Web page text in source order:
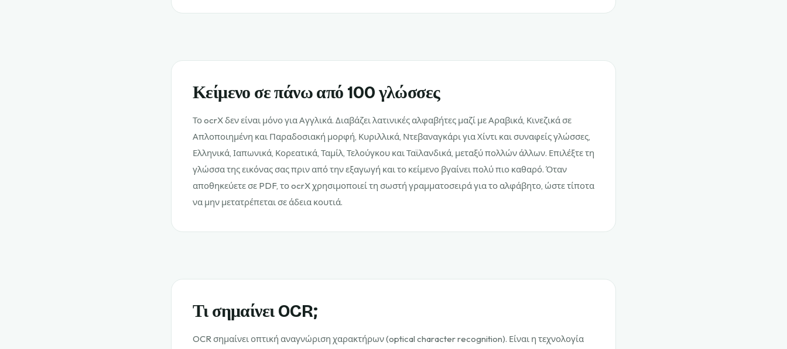
Κείμενο σε πάνω από 100 γλώσσες
Το ocrX δεν είναι μόνο για Αγγλικά. Διαβάζει λατινικές αλφαβήτες μαζί με Αραβικά, Κινεζικά σε
Απλοποιημένη και Παραδοσιακή μορφή, Κυριλλικά, Ντεβαναγκάρι για Χίντι και συναφείς γλώσσες,
Ελληνικά, Ιαπωνικά, Κορεατικά, Ταμίλ, Τελούγκου και Ταϊλανδικά, μεταξύ πολλών άλλων. Επιλέξτε τη
γλώσσα της εικόνας σας πριν από την εξαγωγή και το κείμενο βγαίνει πολύ πιο καθαρό. Όταν
αποθηκεύετε σε PDF, το ocrX χρησιμοποιεί τη σωστή γραμματοσειρά για το αλφάβητο, ώστε τίποτα
να μην μετατρέπεται σε άδεια κουτιά.
Τι σημαίνει OCR;
OCR σημαίνει οπτική αναγνώριση χαρακτήρων (optical character recognition). Είναι η τεχνολογία